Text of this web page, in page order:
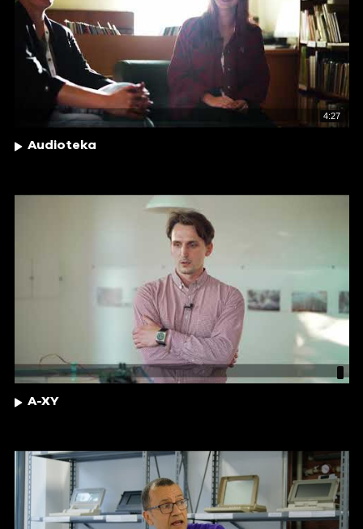
4:27
Audioteka
A-XY